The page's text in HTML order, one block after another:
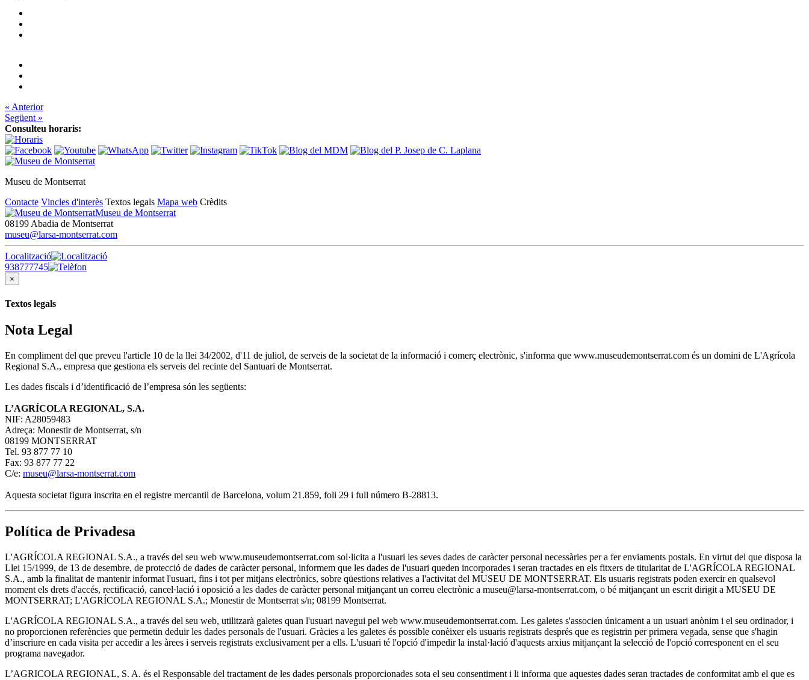
« Anterior
Següent »
Consulteu horaris:
Museu de Montserrat
Contacte Vincles d'interès Textos legals Mapa web Crèdits
Museu de Montserrat
08199 Abadia de Montserrat
museu@larsa-montserrat.com
Localització
938777745
×
Textos legals
Nota Legal
En compliment del que preveu l'article 10 de la llei 34/2002, d'11 de juliol, de serveis de la societat de la informació i comerç electrònic, s'informa que www.museudemontserrat.com és un domini de L'Agrícola
Regional S.A., empresa que gestiona els serveis del recinte del Santuari de Montserrat.
Les dades fiscals i d’identificació de l’empresa són les següents:
L’AGRÍCOLA REGIONAL, S.A.
NIF: A28059483
Adreça: Monestir de Montserrat, s/n
08199 MONTSERRAT
Tel. 93 877 77 10
Fax: 93 877 77 22
C/e: museu@larsa-montserrat.com
Aquesta societat figura inscrita en el registre mercantil de Barcelona, volum 21.859, foli 29 i full número B-28813.
Política de Privadesa
L'AGRÍCOLA REGIONAL S.A., a través del seu web www.museudemontserrat.com sol·licita a l'usuari les seves dades de caràcter personal necessàries per a fer enviaments postals. En virtut del que disposa la
Llei 15/1999, de 13 de desembre, de protecció de dades de caràcter personal, informem que les dades de l'usuari queden incorporades i seran tractades en els fitxers de titularitat de L'AGRÍCOLA REGIONAL
S.A., amb la finalitat de mantenir informat l'usuari, fins i tot per mitjans electrònics, sobre qüestions relatives a l'activitat del MUSEU DE MONTSERRAT. Els usuaris registrats poden exercir en qualsevol
moment els drets d'accés, rectificació, cancel·lació i oposició a les dades de caràcter personal mitjançant un correu electrònic a museu@larsa-montserrat.com, o bé mitjançant un escrit dirigit a MUSEU DE
MONTSERRAT; L'AGRÍCOLA REGIONAL S.A.; Monestir de Montserrat s/n; 08199 Montserrat.
L'AGRÍCOLA REGIONAL S.A., a través del seu web, utilitzarà galetes quan l'usuari navegui pel web www.museudemontserrat.com. Les galetes s'associen únicament a un usuari anònim i el seu ordinador, i
no proporcionen referències que permetin deduir les dades personals de l'usuari. Gràcies a les galetes és possible conèixer els usuaris registrats després que es registrin per primera vegada, sense que s'hagin
d’inscriure en cada visita per accedir a les àrees i serveis registrats exclusivament per a ells. L'usuari té l'opció d'impedir la instal·lació d'aquests arxius mitjançant la selecció de l'opció corresponent en el seu
programa navegador.
L’AGRICOLA REGIONAL, S. A. és el Responsable del tractament de les dades personals proporcionades sota el seu consentiment i li informa que aquestes dades seran tractades de conformitat amb el que es